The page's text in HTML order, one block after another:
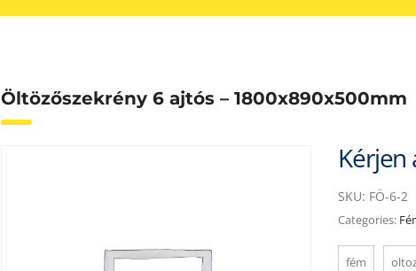
Öltözőszekrény 6 ajtós – 1800x890x500mm
Kérjen
SKU: FÖ-6-2
Categories:
fém